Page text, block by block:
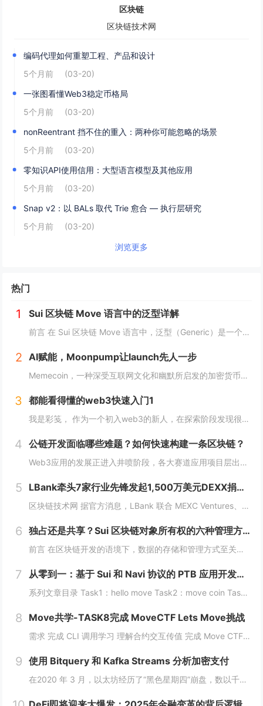
区块链
区块链技术网
编码代理如何重塑工程、产品和设计
5个月前
(03-20)
一张图看懂Web3稳定币格局
5个月前
(03-20)
nonReentrant 挡不住的重入：两种你可能忽略的场景
5个月前
(03-20)
零知识API使用信用：大型语言模型及其他应用
5个月前
(03-20)
Snap v2：以 BALs 取代 Trie 愈合 — 执行层研究
5个月前
(03-20)
浏览更多
热门
1 Sui 区块链 Move 语言中的泛型详解
前言 在 Sui 区块链 Move 语言中，泛型（Generic）是一个强大的工具，它允许开发者在编写代码时进行类型或属性的抽象替代。这种抽象极大地提高了代码的灵活性，减少了重复逻辑，并提升了代码的可扩展性。本文将深入探讨 Move 中的...
2 AI赋能，Moonpump让launch先人一步
Memecoin，一种深受互联网文化和幽默所启发的加密货币，近段时间在加密市场中掀起了"meme热“。 只需在社交网络上稍微浏览，就会发现各种meme（迷因），让整个页面变得活泼有趣。这些迷因通过嘲讽和揶揄的方式，轻松地对一些严肃话题进行调...
3 都能看得懂的web3快速入门1
我是彩笺， 作为一个初入web3的新人，在探索阶段发现很多概念、工具都需要花费一定的时间和精力，才能了解到其在web3中所代表的含义。 概念上；像是去中心化、区块链、智能合约... 工具上：钱包、私钥、跨链桥... 在看到web3相...
4 公链开发面临哪些难题？如何快速构建一条区块链？
Web3应用的发展正进入井喷阶段，各大赛道应用项目层出不穷，同时公链赛道也在稳步增长，据Coingecko数据显示，目前收录的L1和L2项目已经超过7000个，这里面不仅有做基础设施的L1，还有许多专注于业务的应用链。公链的发展已不局限于基...
5 LBank牵头7家行业先锋发起1,500万美元DEXX捐赠计划
区块链技术网 据官方消息，LBank 联合 MEXC Ventures、HashKey Capital、SevenX Ventures、Mask Network 等共同发起了对 DEXX 的 1,500 万美元捐赠计划，该计划将为...
6 独占还是共享？Sui 区块链对象所有权的六种管理方式全解析
前言 在区块链开发的语境下，数据的存储和管理方式至关重要。而 Move 语言作为一种专为区块链设计的编程语言，以其灵活的语法和强大的能力系统，成为 Sui 区块链的核心语言。本文将围绕 Move 语言中的结构体展开，解析其在 Sui 区块...
7 从零到一：基于 Sui 和 Navi 协议的 PTB 应用开发教程
系列文章目录 Task1：hello move Task2：move coin Task3：move nft Task4：move game Task5：move swap Task6：sdk ptb 更多精彩内容，敬请期待！️...
8 Move共学-TASK8完成 MoveCTF Lets Move挑战
需求 完成 CLI 调用学习 理解合约交互传值 完成 Move CTF Lets Move 一、任务指南 合约部署地址: 0x097a3833b6b5c62ca6ad10f0509dffdadff7ce31e1...
9 使用 Bitquery 和 Kafka Streams 分析加密支付
在2020 年 3 月，以太坊经历了“黑色星期四”崩盘，数以千计的 DeFi（去中心化金融）清算被同时触发，导致网络费用从 20 gwei 飙升至 200 gwei 以上。那些能够监控并对内存池数据做出反应的人幸存下来，而那些无法做到的人则...